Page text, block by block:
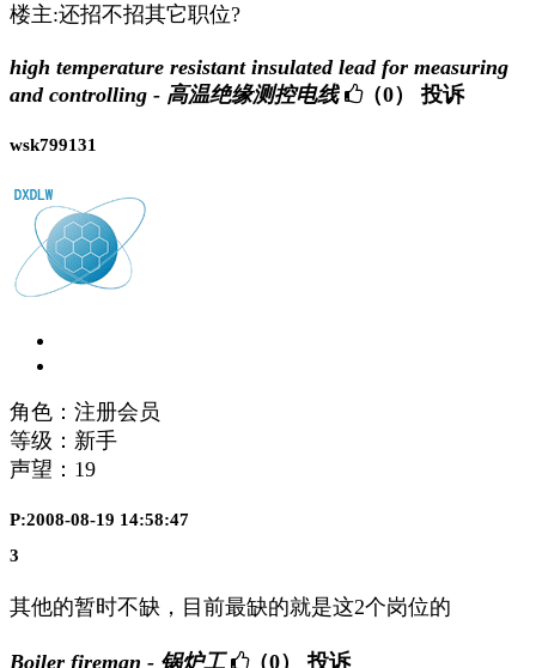
楼主:还招不招其它职位?
high temperature resistant insulated lead for measuring
and controlling - 高温绝缘测控电线
（0） 投诉
wsk799131
角色：注册会员
等级：新手
声望： 19
P:2008-08-19 14:58:47
3
其他的暂时不缺，目前最缺的就是这2个岗位的
Boiler fireman - 锅炉工 （0） 投诉